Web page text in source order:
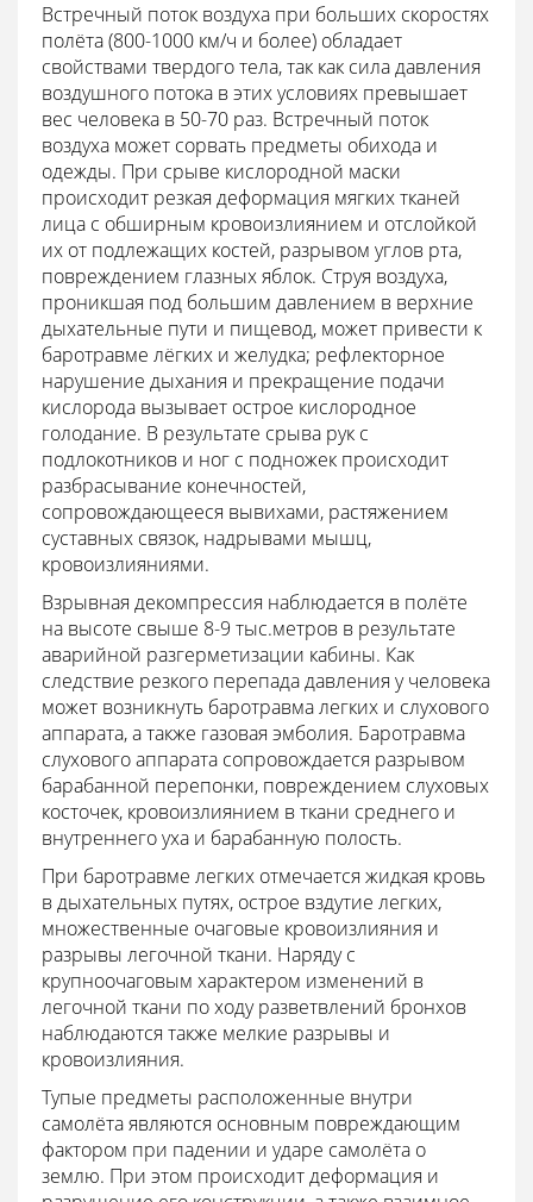
Встречный поток воздуха при больших скоростях
полёта (800-1000 км/ч и более) обладает
свойствами твердого тела, так как сила давления
воздушного потока в этих условиях превышает
вес человека в 50-70 раз. Встречный поток
воздуха может сорвать предметы обихода и
одежды. При срыве кислородной маски
происходит резкая деформация мягких тканей
лица с обширным кровоизлиянием и отслойкой
их от подлежащих костей, разрывом углов рта,
повреждением глазных яблок. Струя воздуха,
проникшая под большим давлением в верхние
дыхательные пути и пищевод, может привести к
баротравме лёгких и желудка; рефлекторное
нарушение дыхания и прекращение подачи
кислорода вызывает острое кислородное
голодание. В результате срыва рук с
подлокотников и ног с подножек происходит
разбрасывание конечностей,
сопровождающееся вывихами, растяжением
суставных связок, надрывами мышц,
кровоизлияниями.
Взрывная декомпрессия наблюдается в полёте
на высоте свыше 8-9 тыс.метров в результате
аварийной разгерметизации кабины. Как
следствие резкого перепада давления у человека
может возникнуть баротравма легких и слухового
аппарата, а также газовая эмболия. Баротравма
слухового аппарата сопровождается разрывом
барабанной перепонки, повреждением слуховых
косточек, кровоизлиянием в ткани среднего и
внутреннего уха и барабанную полость.
При баротравме легких отмечается жидкая кровь
в дыхательных путях, острое вздутие легких,
множественные очаговые кровоизлияния и
разрывы легочной ткани. Наряду с
крупноочаговым характером изменений в
легочной ткани по ходу разветвлений бронхов
наблюдаются также мелкие разрывы и
кровоизлияния.
Тупые предметы расположенные внутри
самолёта являются основным повреждающим
фактором при падении и ударе самолёта о
землю. При этом происходит деформация и